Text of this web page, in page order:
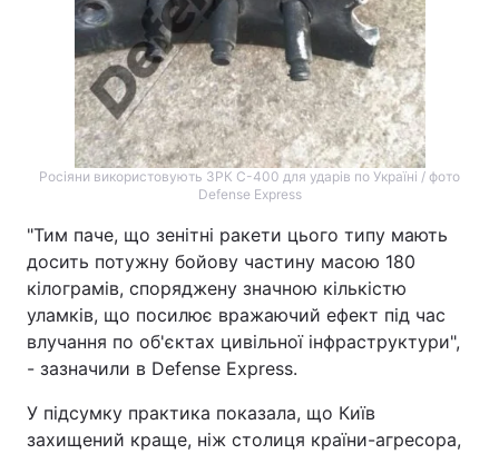
Росіяни використовують ЗРК С-400 для ударів по Україні / фото
Defense Express
"Тим паче, що зенітні ракети цього типу мають
досить потужну бойову частину масою 180
кілограмів, споряджену значною кількістю
уламків, що посилює вражаючий ефект під час
влучання по об'єктах цивільної інфраструктури",
- зазначили в Defense Express.
У підсумку практика показала, що Київ
захищений краще, ніж столиця країни-агресора,